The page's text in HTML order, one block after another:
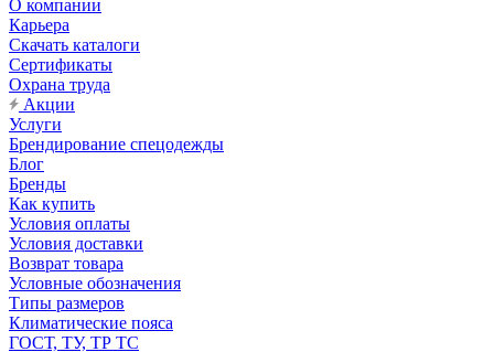
О компании
Карьера
Cкачать каталоги
Сертификаты
Охрана труда
Акции
Услуги
Брендирование спецодежды
Блог
Бренды
Как купить
Условия оплаты
Условия доставки
Возврат товара
Условные обозначения
Типы размеров
Климатические пояса
ГОСТ, ТУ, ТР ТС